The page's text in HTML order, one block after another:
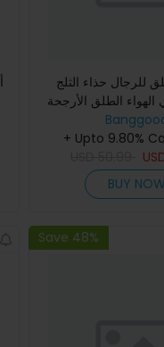
للرجال حذاء الثلج
الطلق الأرجحة
أحذية المشي
+ Upto 9.80%
BUY NOW
Save 48%